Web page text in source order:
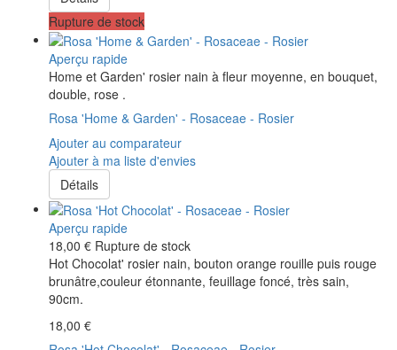
Rupture de stock
Aperçu rapide
Home et Garden' rosier nain à fleur moyenne, en bouquet,
double, rose .
Rosa 'Home & Garden' - Rosaceae - Rosier
Ajouter au comparateur
Ajouter à ma liste d'envies
Détails
Aperçu rapide
18,00 € Rupture de stock
Hot Chocolat' rosier nain, bouton orange rouille puis rouge
brunâtre,couleur étonnante, feuillage foncé, très sain,
90cm.
18,00 €